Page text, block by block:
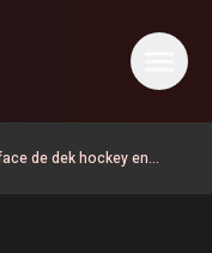
de dek hockey en